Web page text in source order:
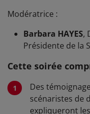
Modératrice :
Barbara HAYES,
Présidente de la
Cette soirée
Des
scénaristes de
expliqueront